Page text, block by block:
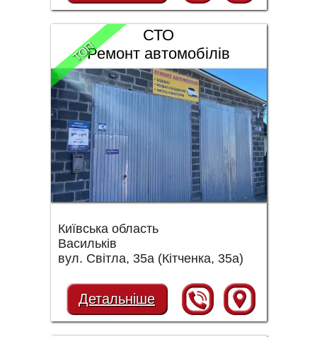
СТО
Ремонт автомобілів
Київська область
Васильків
вул. Світла, 35а (Кітченка, 35а)
Детальніше
ТОП